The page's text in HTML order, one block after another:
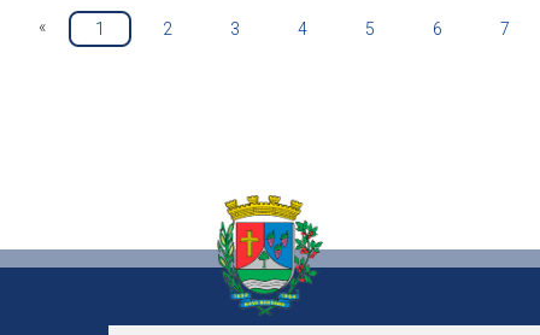
« 1 2 3 4 5 6 7